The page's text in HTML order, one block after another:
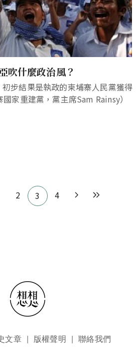
吹什麼政治風？
步結果是執政的柬埔寨人民黨獲得
家重建黨，黨主席Sam Rainsy）
2 3 4
文章 版權聲明 聯絡我們